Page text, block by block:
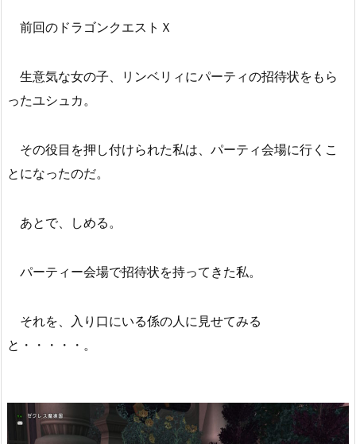
前回のドラゴンクエストＸ
生意気な女の子、リンベリィにパーティの招待状をもら
ったユシュカ。
その役目を押し付けられた私は、パーティ会場に行くこ
とになったのだ。
あとで、しめる。
パーティー会場で招待状を持ってきた私。
それを、入り口にいる係の人に見せてみる
と・・・・・。